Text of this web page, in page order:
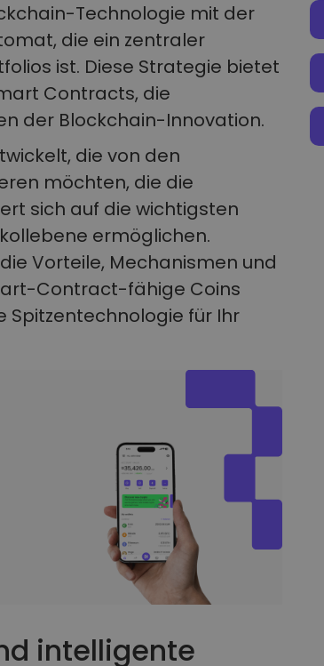
Technologie mit der
die ein zentraler
ist. Diese Strategie bietet
Contracts, die
der Blockchain-Innovation.
die von den
möchten, die die
sich auf die wichtigsten
ermöglichen.
Vorteile, Mechanismen und
Contract-fähige Coins
Spitzentechnologie für Ihr
intelligente